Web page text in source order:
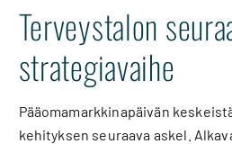
Terveystalon
strategiavaihe
Pääomamarkkinapäivän
kehityksen seuraava askel.